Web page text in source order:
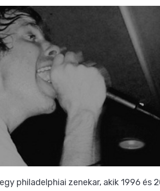
philadelphiai zenekar, akik 1996